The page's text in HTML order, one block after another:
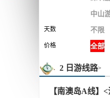
中山
天数 不限
价格 全部
>
2 日游线路
【南澳岛A线】